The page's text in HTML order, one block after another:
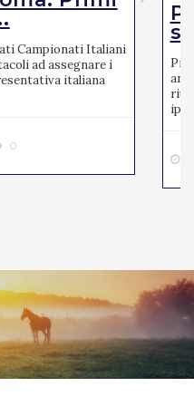
Campionati Italiani
ad assegnare i
italiana
0